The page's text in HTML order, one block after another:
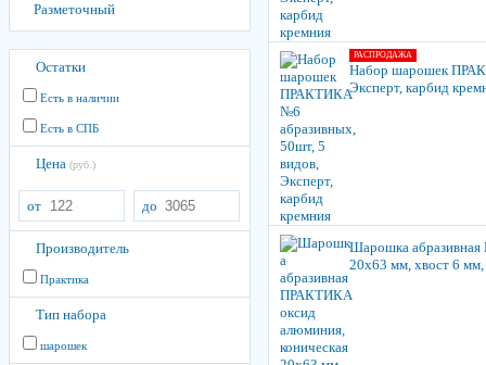
Разметочный
Остатки
Есть в наличии
Есть в СПБ
Цена (руб.)
от до
Производитель
Практика
Тип набора
шарошек
РАСПРОДАЖА
Набор шарошек
Эксперт, карбид
Шарошка
20х63 мм, хвост 6 мм,